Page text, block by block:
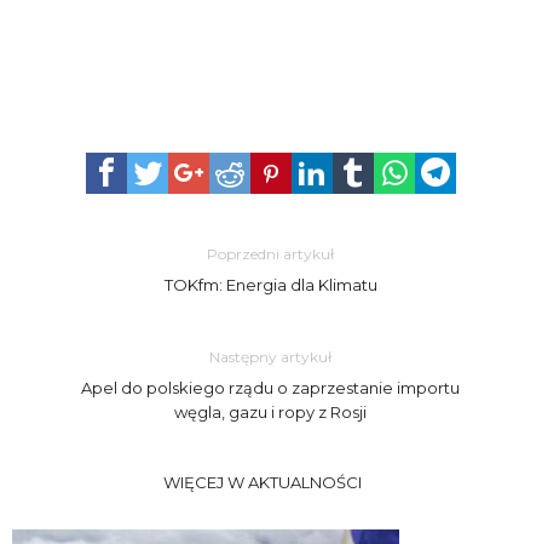
Poprzedni artykuł
TOKfm: Energia dla Klimatu
Następny artykuł
Apel do polskiego rządu o zaprzestanie importu
węgla, gazu i ropy z Rosji
WIĘCEJ W AKTUALNOŚCI